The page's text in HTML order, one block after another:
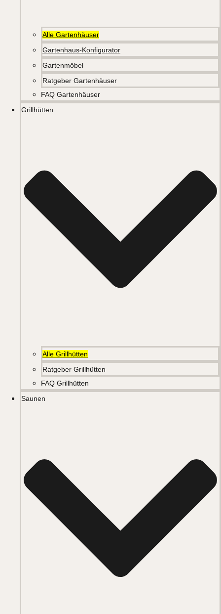
Alle Gartenhäuser
Gartenhaus-Konfigurator
Gartenmöbel
Ratgeber Gartenhäuser
FAQ Gartenhäuser
Grillhütten
Alle Grillhütten
Ratgeber Grillhütten
FAQ Grillhütten
Saunen